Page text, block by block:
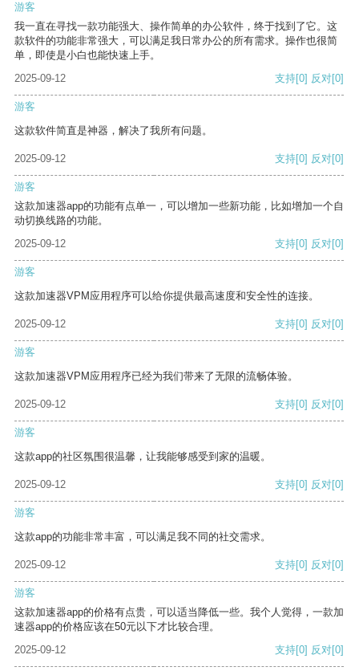
游客
我一直在寻找一款功能强大、操作简单的办公软件，终于找到了它。这
款软件的功能非常强大，可以满足我日常办公的所有需求。操作也很简
单，即使是小白也能快速上手。
2025-09-12
支持[0] 反对[0]
游客
这款软件简直是神器，解决了我所有问题。
2025-09-12 支持[0] 反对[0]
游客
这款加速器app的功能有点单一，可以增加一些新功能，比如增加一个自
动切换线路的功能。
2025-09-12
支持[0] 反对[0]
游客
这款加速器VPM应用程序可以给你提供最高速度和安全性的连接。
2025-09-12 支持[0] 反对[0]
游客
这款加速器VPM应用程序已经为我们带来了无限的流畅体验。
2025-09-12 支持[0] 反对[0]
游客
这款app的社区氛围很温馨，让我能够感受到家的温暖。
2025-09-12 支持[0] 反对[0]
游客
这款app的功能非常丰富，可以满足我不同的社交需求。
2025-09-12 支持[0] 反对[0]
游客
这款加速器app的价格有点贵，可以适当降低一些。我个人觉得，一款加
速器app的价格应该在50元以下才比较合理。
2025-09-12
支持[0] 反对[0]